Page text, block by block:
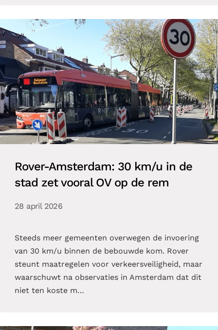
Rover-Amsterdam: 30 km/u in de
stad zet vooral OV op de rem
28 april 2026
Steeds meer gemeenten overwegen de invoering
van 30 km/u binnen de bebouwde kom. Rover
steunt maatregelen voor verkeersveiligheid, maar
waarschuwt na observaties in Amsterdam dat dit
niet ten koste m…